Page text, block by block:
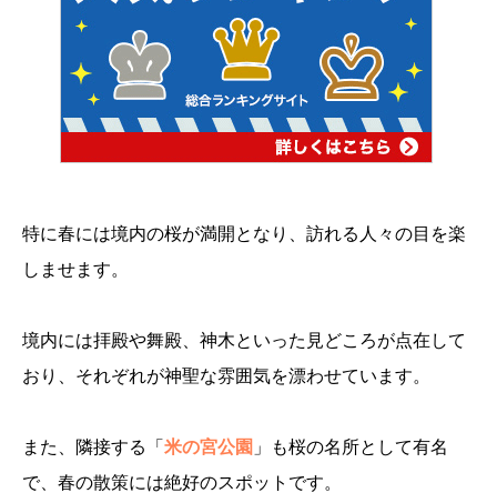
特に春には境内の桜が満開となり、訪れる人々の目を楽
しませます。
境内には拝殿や舞殿、神木といった見どころが点在して
おり、それぞれが神聖な雰囲気を漂わせています。
また、隣接する「 米の宮公園 」も桜の名所として有名
で、春の散策には絶好のスポットです。